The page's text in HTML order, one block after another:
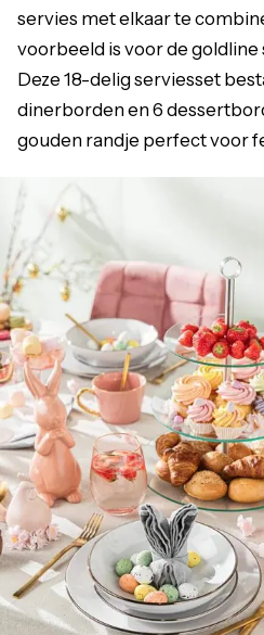
servies met elkaar te
voorbeeld is voor de goldline
Deze 18-delig serviesset
dinerborden en 6
gouden randje perfect voor